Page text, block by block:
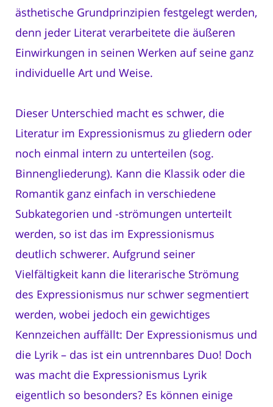
ästhetische Grundprinzipien festgelegt werden,
denn jeder Literat verarbeitete die äußeren
Einwirkungen in seinen Werken auf seine ganz
individuelle Art und Weise.
Dieser Unterschied macht es schwer, die
Literatur im Expressionismus zu gliedern oder
noch einmal intern zu unterteilen (sog.
Binnengliederung). Kann die Klassik oder die
Romantik ganz einfach in verschiedene
Subkategorien und -strömungen unterteilt
werden, so ist das im Expressionismus
deutlich schwerer. Aufgrund seiner
Vielfältigkeit kann die literarische Strömung
des Expressionismus nur schwer segmentiert
werden, wobei jedoch ein gewichtiges
Kennzeichen auffällt: Der Expressionismus und
die Lyrik – das ist ein untrennbares Duo! Doch
was macht die Expressionismus Lyrik
eigentlich so besonders? Es können einige